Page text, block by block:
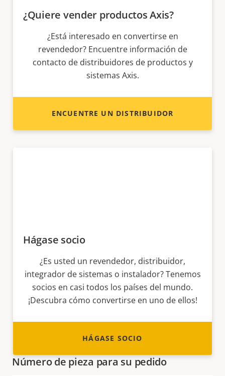
¿Quiere vender productos Axis?
¿Está interesado en convertirse en
revendedor? Encuentre información de
contacto de distribuidores de productos y
sistemas Axis.
ENCUENTRE UN DISTRIBUIDOR
Hágase socio
¿Es usted un revendedor, distribuidor,
integrador de sistemas o instalador? Tenemos
socios en casi todos los países del mundo.
¡Descubra cómo convertirse en uno de ellos!
HÁGASE SOCIO
Número de pieza para su pedido